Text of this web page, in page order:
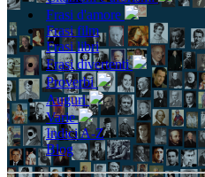
Frasi d'amore
Frasi film
Frasi libri
Frasi divertenti
Proverbi
Auguri
Varie
Indici A-Z
Blog